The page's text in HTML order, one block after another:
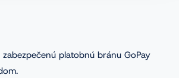
platobnú bránu GoPay